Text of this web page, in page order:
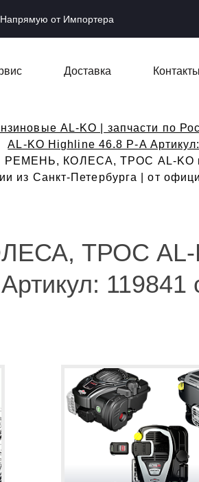
Напрямую от Импортера
Доставка Контакты
AL-KO | запчасти по
AL-KO Highline 46.8 P-A
КОЛЕСА, ТРОС AL-KO
из Санкт-Петербурга | от
ТРОС AL-
119841